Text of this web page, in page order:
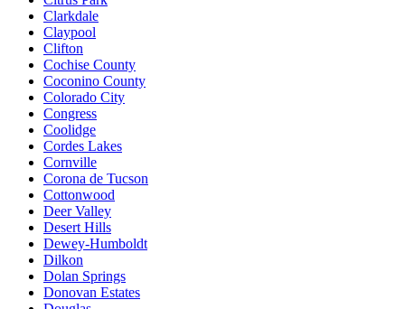
Clarkdale
Claypool
Clifton
Cochise County
Coconino County
Colorado City
Congress
Coolidge
Cordes Lakes
Cornville
Corona de Tucson
Cottonwood
Deer Valley
Desert Hills
Dewey-Humboldt
Dilkon
Dolan Springs
Donovan Estates